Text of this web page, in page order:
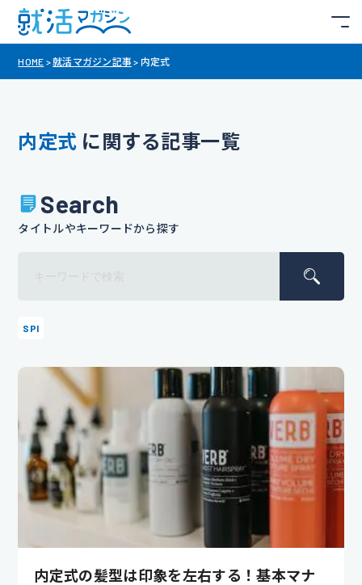
HOME >就活マガジン記事 > 内定式
内定式 に関する記事一覧
Search
タイトルやキーワードから探す
SPI
内定式の髪型は印象を左右する！基本マナ